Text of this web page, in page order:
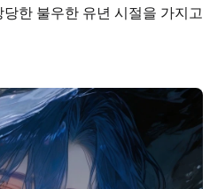
한 불우한 유년 시절을 가지고